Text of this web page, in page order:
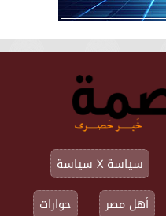
سياسة X سياسة
أهل مصر
حوارات